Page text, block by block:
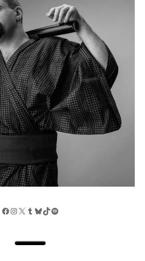
Facebook
Instagram
X Tumblr
Bluesky
TikTokSpotify